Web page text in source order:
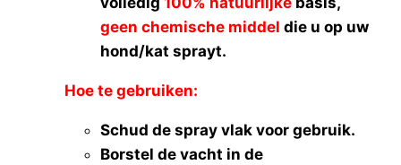
Hey Puppies(0)
Holly Loo(0)
Ibiyaya(0)
InnoPet®
(0)
Liu Jo
geen chemische middel die u op uw
hond/kat sprayt.
Hoe te gebruiken:
Schud de spray vlak voor gebruik.
Borstel de vacht in de